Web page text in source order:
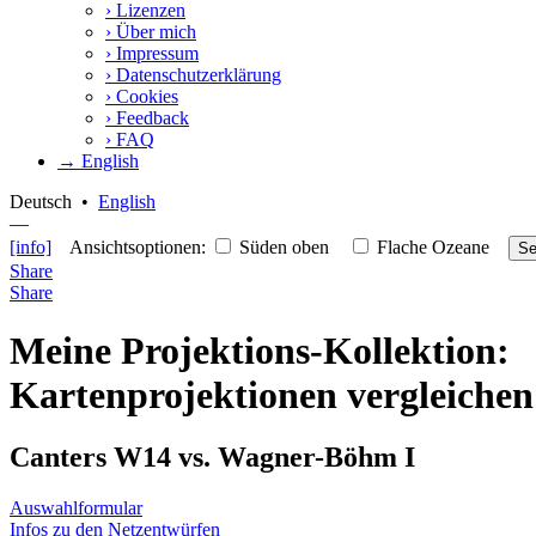
› Lizenzen
› Über mich
› Impressum
› Datenschutzerklärung
› Cookies
› Feedback
› FAQ
→ English
Deutsch • English
—
[info] Ansichtsoptionen: Süden oben Flache Ozeane
Share
Share
Meine Projektions-Kollektion:
Kartenprojektionen vergleichen
Canters W14 vs. Wagner-Böhm I
Auswahlformular
Infos zu den Netzentwürfen